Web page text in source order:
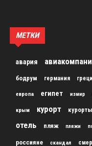
МЕТКИ
авария
бодрум германия
европа египет измир
крым курорт курорты
отель
пляж пляжи
россияне скандал